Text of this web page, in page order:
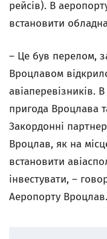
рейсів). В
встановити
– Це був перелом,
Вроцлавом
авіаперевізників.
пригода Вроцлава
Закордонні
Вроцлав, як на
встановити
інвестувати, –
Аеропорту Вроцлав.